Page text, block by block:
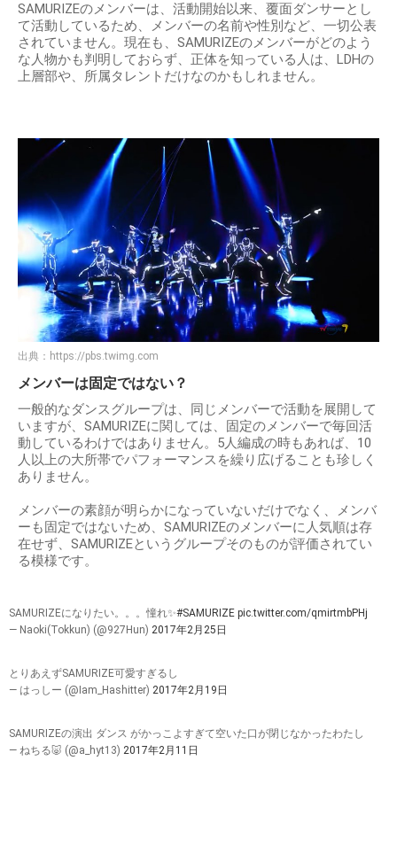
SAMURIZEのメンバーは、活動開始以来、覆面ダンサーとし
て活動しているため、メンバーの名前や性別など、一切公表
されていません。現在も、SAMURIZEのメンバーがどのよう
な人物かも判明しておらず、正体を知っている人は、LDHの
上層部や、所属タレントだけなのかもしれません。
出典： https://pbs.twimg.com
メンバーは固定ではない？
一般的なダンスグループは、同じメンバーで活動を展開して
いますが、SAMURIZEに関しては、固定のメンバーで毎回活
動しているわけではありません。5人編成の時もあれば、10
人以上の大所帯でパフォーマンスを繰り広げることも珍しく
ありません。
メンバーの素顔が明らかになっていないだけでなく、メンバ
ーも固定ではないため、SAMURIZEのメンバーに人気順は存
在せず、SAMURIZEというグループそのものが評価されてい
る模様です。
SAMURIZEになりたい。。。憧れ✨#SAMURIZE pic.twitter.com/qmirtmbPHj
— Naoki(Tokkun) (@927Hun) 2017年2月25日
とりあえずSAMURIZE可愛すぎるし
— はっしー (@Iam_Hashitter) 2017年2月19日
SAMURIZEの演出 ダンス がかっこよすぎて空いた口が閉じなかったわたし
— ねちる🐷 (@a_hyt13) 2017年2月11日